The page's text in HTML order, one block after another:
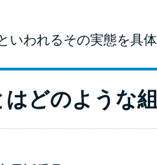
いわれるその実態を具
はどのような